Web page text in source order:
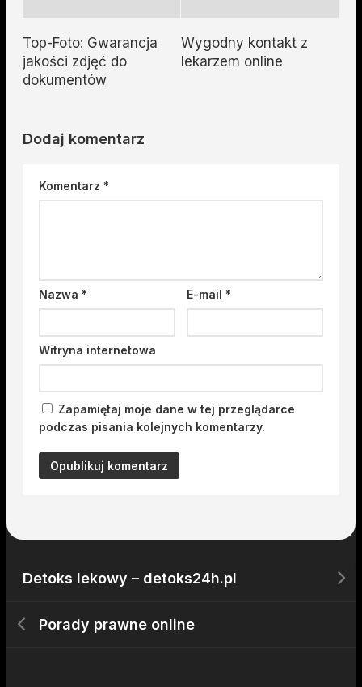
Top-Foto: Gwarancja
jakości zdjęć do
dokumentów
Wygodny kontakt z
lekarzem online
Dodaj komentarz
Komentarz *
Nazwa * E-mail*
Witryna internetowa
Zapamiętaj moje dane w tej przeglądarce
podczas pisania kolejnych komentarzy.
Detoks lekowy – detoks24h.pl
Porady prawne online